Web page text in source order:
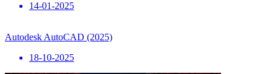
14-01-2025
Autodesk AutoCAD (2025)
18-10-2025